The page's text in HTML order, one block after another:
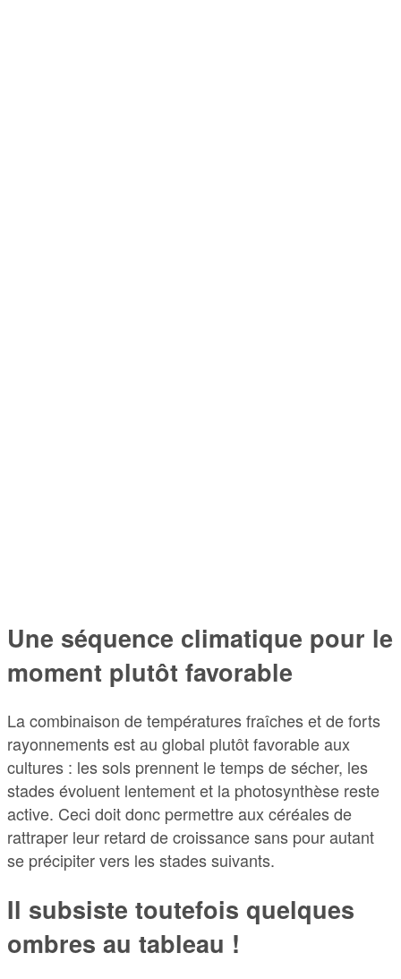
Une séquence climatique pour le
moment plutôt favorable
La combinaison de températures fraîches et de forts
rayonnements est au global plutôt favorable aux
cultures : les sols prennent le temps de sécher, les
stades évoluent lentement et la photosynthèse reste
active. Ceci doit donc permettre aux céréales de
rattraper leur retard de croissance sans pour autant
se précipiter vers les stades suivants.
Il subsiste toutefois quelques
ombres au tableau !